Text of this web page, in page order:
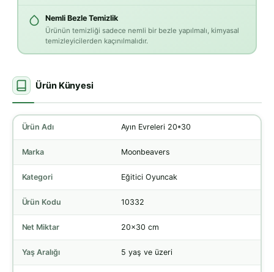
Nemli Bezle Temizlik
Ürünün temizliği sadece nemli bir bezle yapılmalı, kimyasal
temizleyicilerden kaçınılmalıdır.
Ürün Künyesi
Ürün Adı Ayın Evreleri 20*30
Marka Moonbeavers
Kategori Eğitici Oyuncak
Ürün Kodu 10332
Net Miktar 20x30 cm
Yaş Aralığı 5 yaş ve üzeri